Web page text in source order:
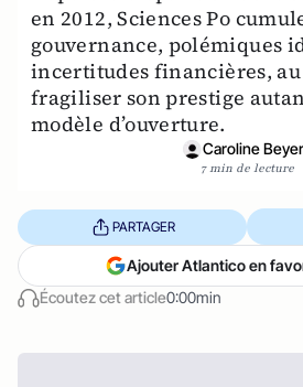
en 2012, Sciences Po
gouvernance, polémiques
incertitudes financières,
fragiliser son prestige
modèle d’ouverture.
Caroline Beyer
7 min de lecture
Écoutez cet article0:00min
PARTAGER
Ajouter Atlantico en